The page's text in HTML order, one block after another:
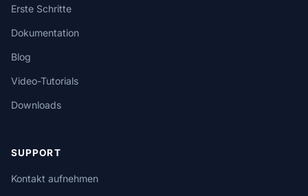
Erste Schritte
Dokumentation
Blog
Video-Tutorials
Downloads
SUPPORT
Kontakt aufnehmen